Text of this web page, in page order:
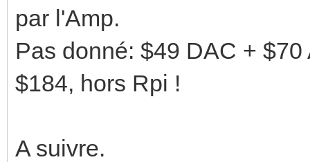
par l'Amp.
Pas donné: $49 DAC +
$184, hors Rpi !
A suivre.